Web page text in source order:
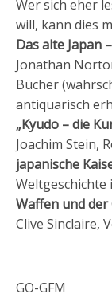
Wer sich eher
will, kann dies
Das alte Japan
Jonathan
Bücher
antiquarisch
„Kyudo – die
Joachim Stein,
japanische
Weltgeschichte
Waffen und der
Clive Sinclaire,
GO-GFM